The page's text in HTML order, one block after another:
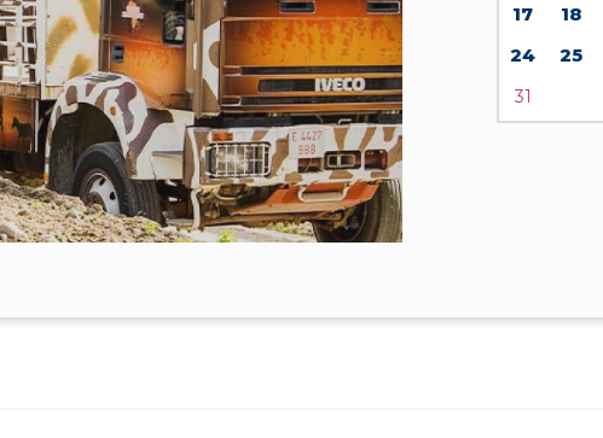
17
18
24
25
31